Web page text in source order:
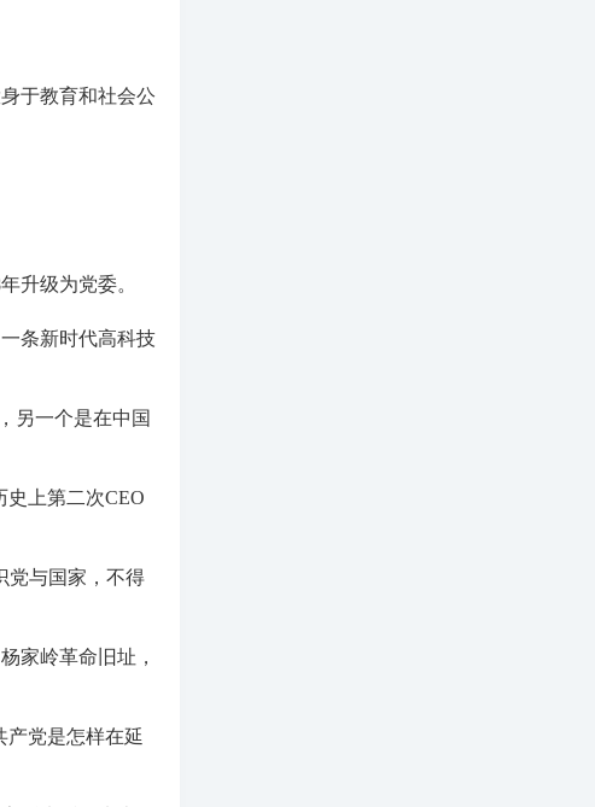
于教育和社会公
升级为党委。
条新时代高科技
另一个是在中国
史上第二次CEO
党与国家，不得
家岭革命旧址，
产党是怎样在延